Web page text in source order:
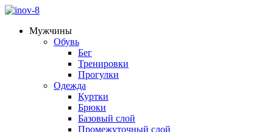
Мужчины
Обувь
Бег
Тренировки
Прогулки
Одежда
Куртки
Брюки
Базовый слой
Промежуточный слой